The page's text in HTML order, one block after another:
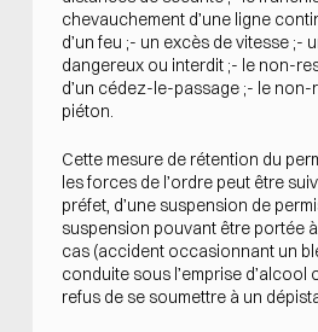
chevauchement d’une ligne
d’un feu ;- un excès de vitesse ;-
dangereux ou interdit ;- le non-
d’un cédez-le-passage ;- le non-
piéton.
Cette mesure de rétention du
les forces de l’ordre peut être
préfet, d’une suspension de
suspension pouvant être portée
cas (accident occasionnant un
conduite sous l’emprise d’alcool
refus de se soumettre à un